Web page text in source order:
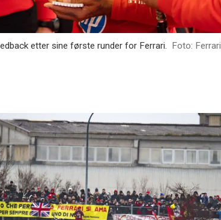
etter sine første runder for Ferrari. Foto: Ferrari